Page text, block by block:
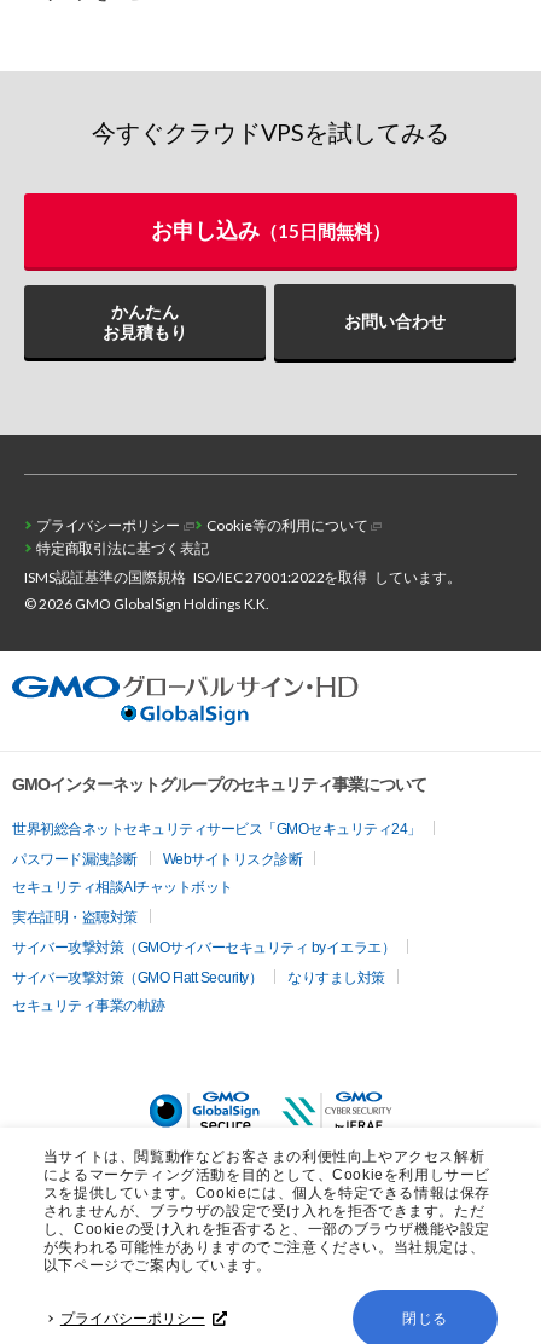
当サイトは、閲覧動作などお客さまの利便性向上やアクセス解析
によるマーケティング活動を目的として、Cookieを利用しサービ
スを提供しています。Cookieには、個人を特定できる情報は保存
されませんが、ブラウザの設定で受け入れを拒否できます。ただ
し、Cookieの受け入れを拒否すると、一部のブラウザ機能や設定
が失われる可能性がありますのでご注意ください。当社規定は、
以下ページでご案内しています。
プライバシーポリシー 閉じる
今すぐクラウドVPSを試してみる
お申し込み （15日間無料）
かんたん
お見積もり
お問い合わせ
プライバシーポリシー
Cookie等の利用について
特定商取引法に基づく表記
ISMS認証基準の国際規格 ISO/IEC 27001:2022を取得 しています。
© 2026 GMO GlobalSign Holdings K.K.
GMOインターネットグループのセキュリティ事業について
世界初総合ネットセキュリティサービス「GMOセキュリティ24」
パスワード漏洩診断
Webサイトリスク診断
セキュリティ相談AIチャットボット
実在証明・盗聴対策
サイバー攻撃対策（GMOサイバーセキュリティ byイエラエ）
サイバー攻撃対策（GMO Flatt Security）
なりすまし対策
セキュリティ事業の軌跡
無料診断